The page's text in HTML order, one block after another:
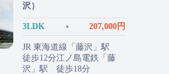
沢）
3LDK 207,000円
JR 東海道線「藤沢」駅
徒歩12分江ノ島電鉄「藤
沢」駅 徒歩18分